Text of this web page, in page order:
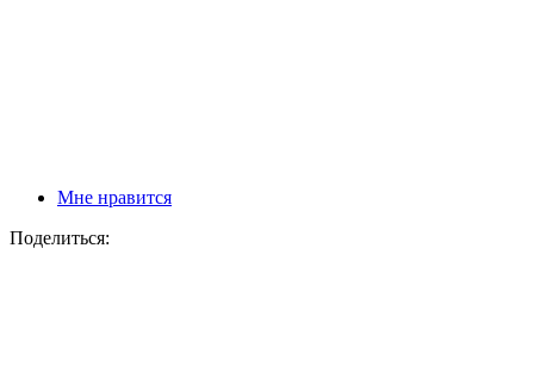
Мне нравится
Поделиться: